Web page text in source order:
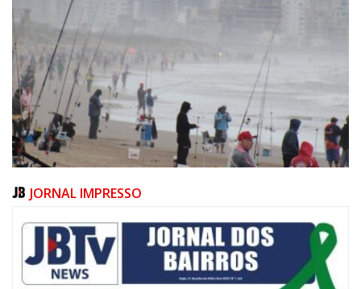
06/08/2026 | 07:00
JORNAL IMPRESSO